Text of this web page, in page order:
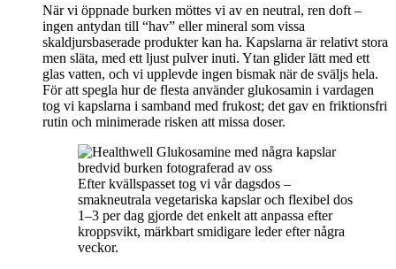
När vi öppnade burken möttes vi av en neutral, ren doft –
ingen antydan till “hav” eller mineral som vissa
skaldjursbaserade produkter kan ha. Kapslarna är relativt stora
men släta, med ett ljust pulver inuti. Ytan glider lätt med ett
glas vatten, och vi upplevde ingen bismak när de sväljs hela.
För att spegla hur de flesta använder glukosamin i vardagen
tog vi kapslarna i samband med frukost; det gav en friktionsfri
rutin och minimerade risken att missa doser.
Efter kvällspasset tog vi vår dagsdos –
smakneutrala vegetariska kapslar och flexibel dos
1–3 per dag gjorde det enkelt att anpassa efter
kroppsvikt, märkbart smidigare leder efter några
veckor.